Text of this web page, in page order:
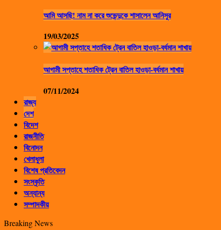
আমি আসছি! নাম না করে শুভেন্দুকে শাসালেন আনিসুর
19/03/2025
আগামী সপ্তাহে শতাধিক ট্রেন বাতিল হাওড়া-বর্ধমান শাখায়
07/11/2024
রাজ্য
দেশ
বিদেশ
রাজনীতি
বিনোদন
খেলাধুলা
বিশেষ প্রতিবেদন
সংস্কৃতি
অন্যান্য
সম্পাদকীয়
Breaking News